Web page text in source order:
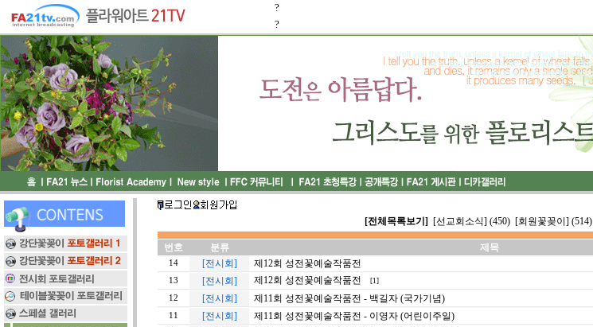
?
?
[전체목록보기] [선교회소식] (450) [회원꽃꽂이] (514)
번호 분류 제목
14 [전시회] 제12회 성전꽃예술작품전
13
[전시회] 제12회 성전꽃예술작품전 [1]
12
[전시회] 제11회 성전꽃예술작품전 - 백길자 (국가기념)
11
[전시회] 제11회 성전꽃예술작품전 - 이영자 (어린이주일)